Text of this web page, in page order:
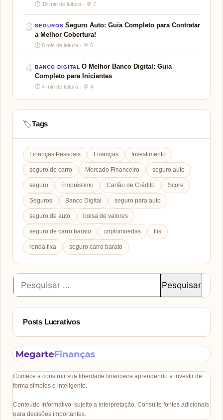
⏱ 19 min de leitura · 💬 7
3 SEGUROS Seguro Auto: Guia Completo para Contratar
a Melhor Cobertura!
⏱ 8 min de leitura · 💬 6
4 BANCO DIGITAL O Melhor Banco Digital: Guia
Completo para Iniciantes
⏱ 4 min de leitura · 💬 4
🏷️Tags
Finanças Pessoais Finanças Investimento
seguro de carro Mercado Financeiro seguro auto
seguro Empréstimo Cartão de Crédito Score
Seguros Banco Digital seguro para auto
seguro de auto bolsa de valores
seguro de carro barato criptomoedas fiis
renda fixa seguro carro barato
Pesquisar
por:
Posts Lucrativos
Comece a construir sua liberdade financeira aprendendo a investir de
forma simples e inteligente.
Conteúdo Informativo: sujeito a interpretação. Consulte fontes adicionais
para decisões importantes.